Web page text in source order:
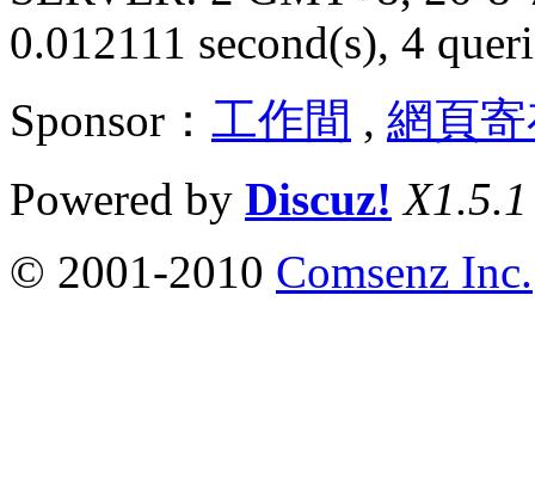
0.012111 second(s), 4
Sponsor： 工作間 , 網頁
Powered by Discuz! X1.5.1
© 2001-2010 Comsenz Inc.